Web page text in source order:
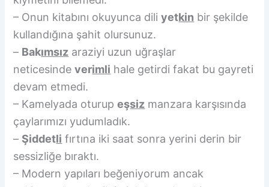
– Onun kitabını okuyunca diliyetkin bir şekilde
kullandığına şahit olursunuz.
– Bakımsız araziyi uzun uğraşlar
neticesindeverimli hale getirdi fakat bu gayreti
devam etmedi.
– Kamelyada oturupeşsiz manzara karşısında
çaylarımızı yudumladık.
– Şiddetli fırtına iki saat sonra yerini derin bir
sessizliğe bıraktı.
– Modern yapıları beğeniyorum ancak